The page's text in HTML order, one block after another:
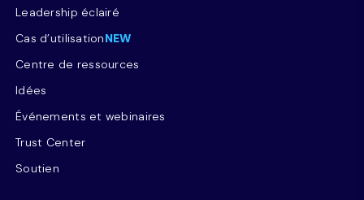
Leadership éclairé
Cas d’utilisationNEW
Centre de ressources
Idées
Événements et webinaires
Trust Center
Soutien